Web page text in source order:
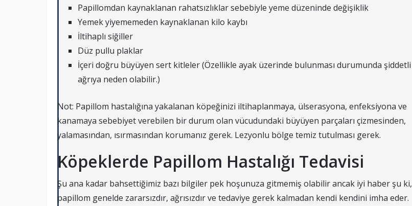
Papillomdan kaynaklanan rahatsızlıklar sebebiyle yeme düzeninde değişiklik
Yemek yiyememeden kaynaklanan kilo kaybı
İltihaplı siğiller
Düz pullu plaklar
İçeri doğru büyüyen sert kitleler (Özellikle ayak üzerinde bulunması durumunda şiddetli
ağrıya neden olabilir.)
Not: Papillom hastalığına yakalanan köpeğinizi iltihaplanmaya, ülserasyona, enfeksiyona ve
kanamaya sebebiyet verebilen bir durum olan vücudundaki büyüyen parçaları çizmesinden,
yalamasından, ısırmasından korumanız gerek. Lezyonlu bölge temiz tutulması gerek.
Köpeklerde Papillom Hastalığı Tedavisi
Şu ana kadar bahsettiğimiz bazı bilgiler pek hoşunuza gitmemiş olabilir ancak iyi haber şu ki,
papillom genelde zararsızdır, ağrısızdır ve tedaviye gerek kalmadan kendi kendini imha eder.